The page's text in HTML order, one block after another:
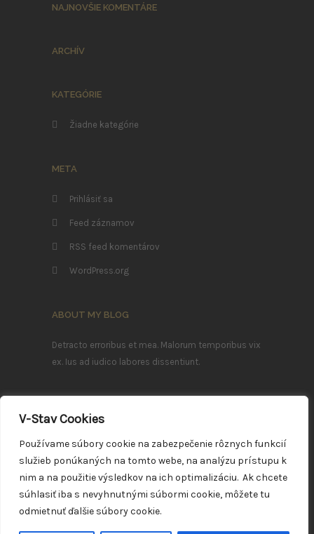
V-Stav Cookies
Používame súbory cookie na zabezpečenie rôznych funkcií
služieb ponúkaných na tomto webe, na analýzu prístupu k
nim a na použitie výsledkov na ich optimalizáciu. Ak chcete
súhlasiť iba s nevyhnutnými súbormi cookie, môžete tu
odmietnuť ďalšie súbory cookie.
NAJNOVŠIE KOMENTÁRE
ARCHÍV
KATEGÓRIE
Žiadne kategórie
META
Prihlásiť sa
Feed záznamov
RSS feed komentárov
WordPress.org
ABOUT MY BLOG
Detracto erroribus et mea. Malorum temporibus vix
ex. Ius ad iudico labores dissentiunt.
efficiendi ei. Sea summo mazim ex, ea errem
FOLLOW ME